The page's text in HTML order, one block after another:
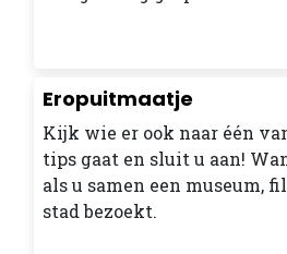
Eropuitmaatje
Kijk wie er ook naar één
tips gaat en sluit u aan!
als u samen een museum,
stad bezoekt.